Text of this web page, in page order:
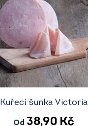
Kuřecí šunka Victoria
Od 38,90 Kč